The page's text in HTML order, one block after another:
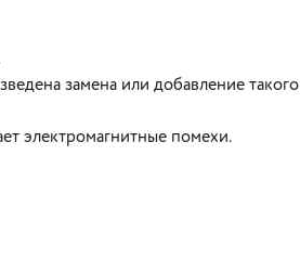
замена или добавление такого
электромагнитные помехи.